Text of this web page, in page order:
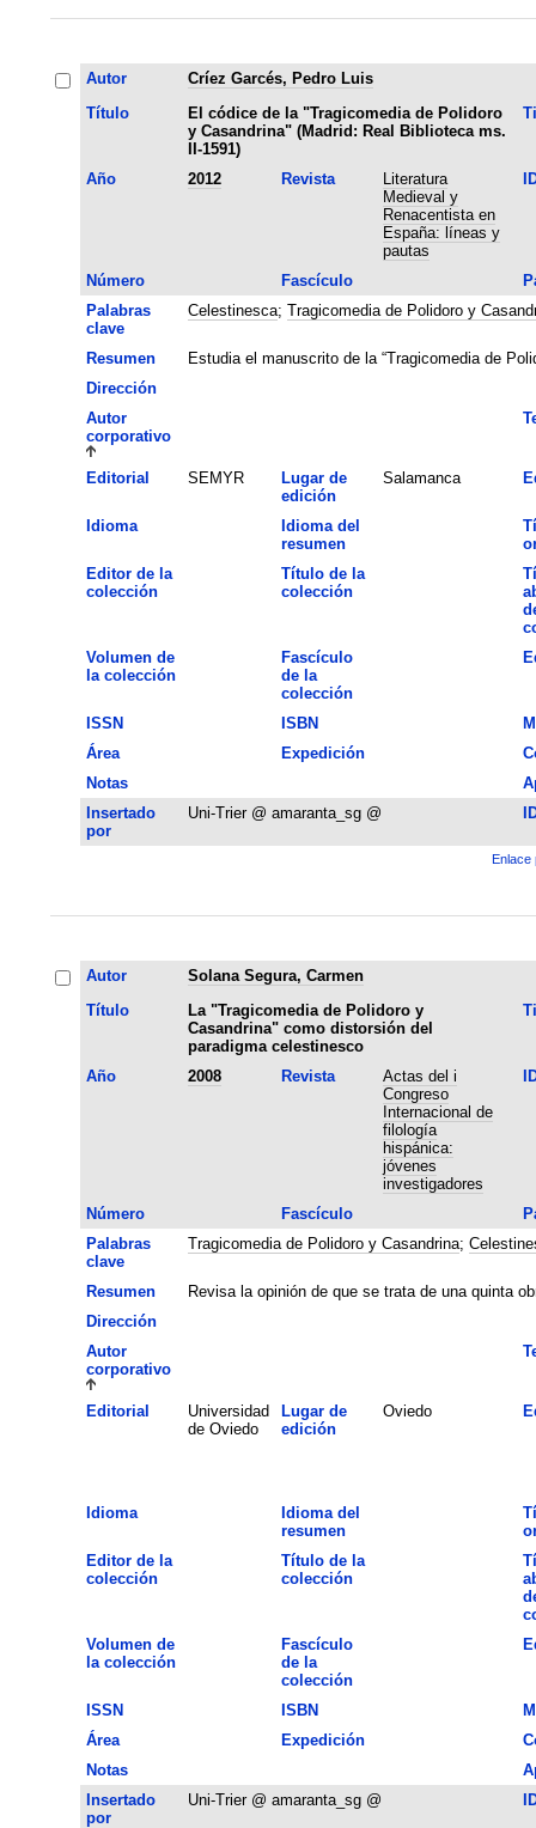
Autor
Críez Garcés, Pedro Luis
Título
El códice de la "Tragicomedia de Polidoro
y Casandrina" (Madrid: Real Biblioteca ms.
II-1591)
Año 2012 Revista
Literatura
Medieval y
Renacentista en
España: líneas y
pautas
Número Fascículo
Palabras
clave
Celestinesca; Tragicomedia de Polidoro y
Resumen
Estudia el manuscrito de la “Tragicomedia de
Dirección
Autor
corporativo
Editorial SEMYR
Lugar de
edición
Salamanca
Idioma
Idioma del
resumen
Editor de la
colección
Título de la
colección
Volumen de
la colección
Fascículo
de la
colección
ISSN ISBN
Área
Expedición
Notas
Insertado
por
Uni-Trier @ amaranta_sg @
Enlace
Autor
Solana Segura, Carmen
Título
La "Tragicomedia de Polidoro y
Casandrina" como distorsión del
paradigma celestinesco
Año 2008 Revista
Actas del i
Congreso
Internacional de
filología
hispánica:
jóvenes
investigadores
Número Fascículo
Palabras
clave
Tragicomedia de Polidoro y Casandrina;
Resumen
Revisa la opinión de que se trata de una quinta
Dirección
Autor
corporativo
Editorial
Universidad
de Oviedo
Lugar de
edición
Oviedo
Idioma
Idioma del
resumen
Editor de la
colección
Título de la
colección
Volumen de
la colección
Fascículo
de la
colección
ISSN ISBN
Área
Expedición
Notas
Insertado
por
Uni-Trier @ amaranta_sg @